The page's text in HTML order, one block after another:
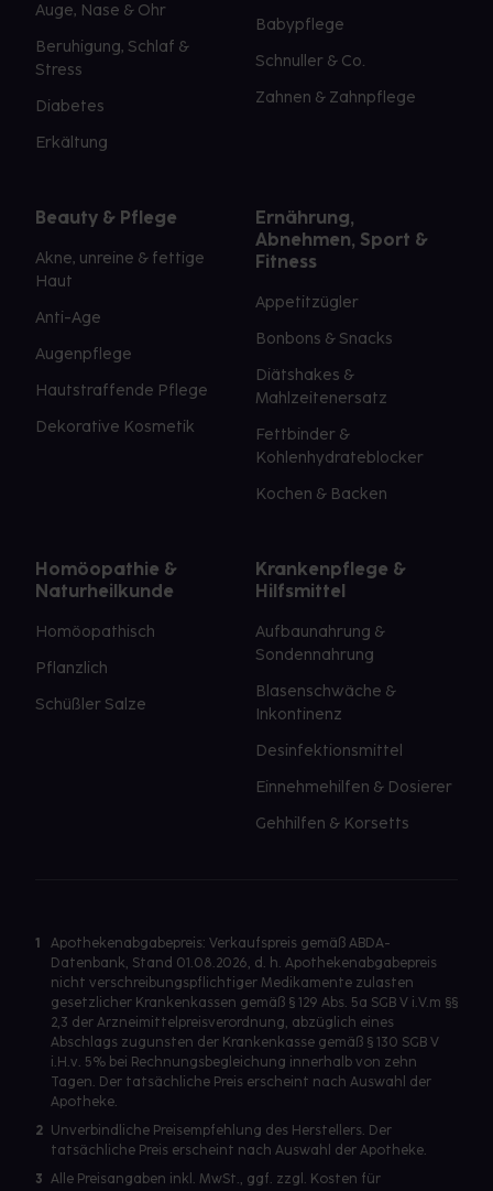
Auge, Nase & Ohr
Beruhigung, Schlaf &
Stress
Diabetes
Erkältung
Babypflege
Schnuller & Co.
Zahnen & Zahnpflege
Beauty & Pflege
Akne, unreine & fettige
Haut
Anti-Age
Augenpflege
Hautstraffende Pflege
Dekorative Kosmetik
Ernährung,
Abnehmen, Sport &
Fitness
Appetitzügler
Bonbons & Snacks
Diätshakes &
Mahlzeitenersatz
Fettbinder &
Kohlenhydrateblocker
Kochen & Backen
Homöopathie &
Naturheilkunde
Homöopathisch
Pflanzlich
Schüßler Salze
Krankenpflege &
Hilfsmittel
Aufbaunahrung &
Sondennahrung
Blasenschwäche &
Inkontinenz
Desinfektionsmittel
Einnehmehilfen & Dosierer
Gehhilfen & Korsetts
1
Apothekenabgabepreis: Verkaufspreis gemäß ABDA-
Datenbank, Stand 01.08.2026, d. h. Apothekenabgabepreis
nicht verschreibungspflichtiger Medikamente zulasten
gesetzlicher Krankenkassen gemäß § 129 Abs. 5a SGB V i.V.m §§
2,3 der Arzneimittelpreisverordnung, abzüglich eines
Abschlags zugunsten der Krankenkasse gemäß § 130 SGB V
i.H.v. 5% bei Rechnungsbegleichung innerhalb von zehn
Tagen. Der tatsächliche Preis erscheint nach Auswahl der
Apotheke.
2 Unverbindliche Preisempfehlung des Herstellers. Der
tatsächliche Preis erscheint nach Auswahl der Apotheke.
3 Alle Preisangaben inkl. MwSt., ggf. zzgl. Kosten für